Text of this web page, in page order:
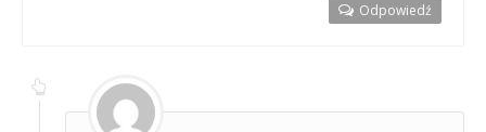
Odpowiedź